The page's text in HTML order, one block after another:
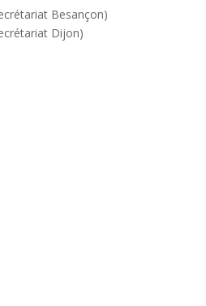
Besançon)
Dijon)